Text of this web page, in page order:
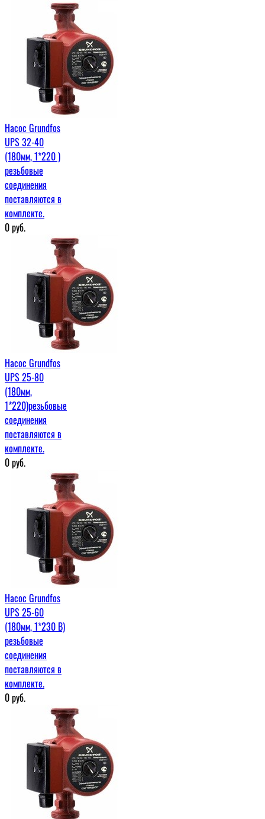
Насос Grundfos
UPS 32-40
(180мм, 1*220 )
резьбовые
соединения
поставляются в
комплекте.
0руб.
Насос Grundfos
UPS 25-80
(180мм,
1*220)резьбовые
соединения
поставляются в
комплекте.
0руб.
Насос Grundfos
UPS 25-60
(180мм, 1*230 В)
резьбовые
соединения
поставляются в
комплекте.
0руб.